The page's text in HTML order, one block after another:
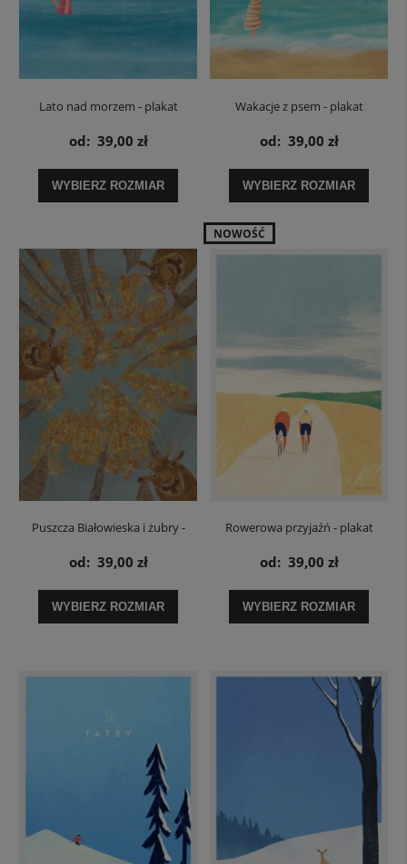
Lato nad morzem - plakat
od: 39,00 zł
WYBIERZ ROZMIAR
Wakacje z psem - plakat
od: 39,00 zł
WYBIERZ ROZMIAR
Puszcza Białowieska i żubry -
plakat
od: 39,00 zł
WYBIERZ ROZMIAR
Rowerowa przyjaźń - plakat
rowerowy
od: 39,00 zł
WYBIERZ ROZMIAR
NOWOŚĆ